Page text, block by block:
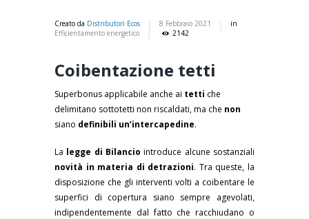
Creato da Distributori Ecos 8 Febbraio 2021
in
Efficientamento energetico
2142
Coibentazione tetti
Superbonus applicabile anche ai tetti che
delimitano sottotetti non riscaldati, ma che non
siano definibili un’intercapedine.
La legge di Bilancio introduce alcune sostanziali
novità in materia di detrazioni. Tra queste, la
disposizione che gli interventi volti a coibentare le
superfici di copertura siano sempre agevolati,
indipendentemente dal fatto che racchiudano o